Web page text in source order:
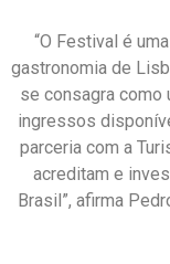
“O Festival é
gastronomia de
se consagra
ingressos
parceria com a
acreditam e
Brasil”, afirma